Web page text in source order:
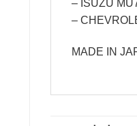
– ISUZU
–
MADE IN